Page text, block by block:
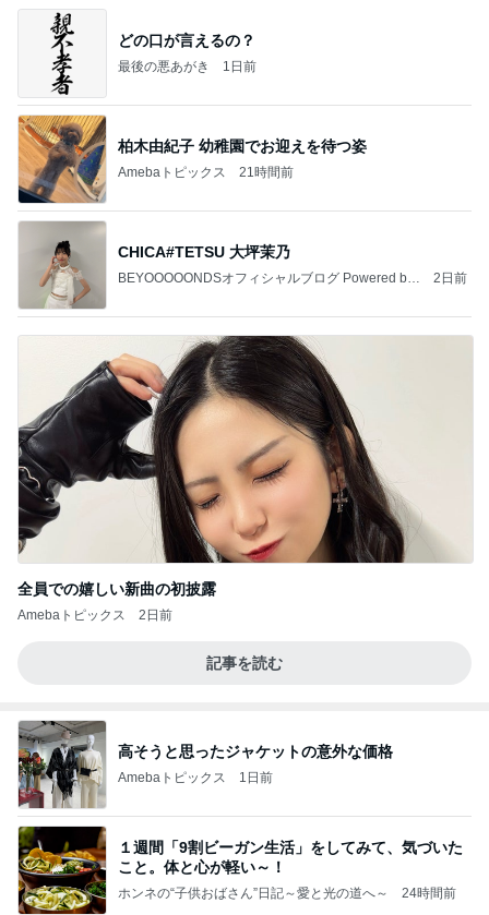
どの口が言えるの？
最後の悪あがき 1日前
柏木由紀子 幼稚園でお迎えを待つ姿
Amebaトピックス 21時間前
CHICA#TETSU 大坪茉乃
BEYOOOOONDSオフィシャルブログ Powered by
2日前
全員での嬉しい新曲の初披露
Amebaトピックス 2日前
記事を読む
高そうと思ったジャケットの意外な価格
Amebaトピックス 1日前
１週間「9割ビーガン生活」をしてみて、気づいた
こと。体と心が軽い～！
ホンネの“子供おばさん”日記～愛と光の道へ～ 24時間前